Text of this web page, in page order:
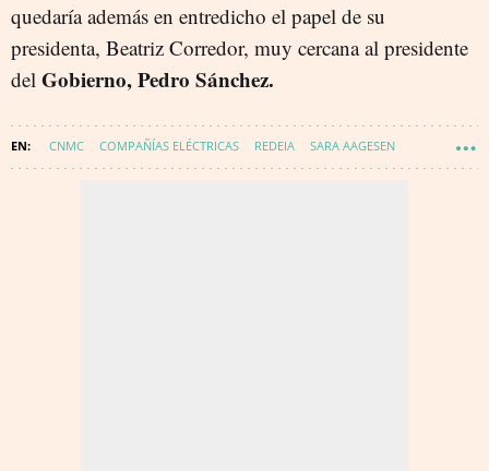
quedaría además en entredicho el papel de su
presidenta, Beatriz Corredor, muy cercana al presidente
del Gobierno, Pedro Sánchez.
CNMC COMPAÑÍAS ELÉCTRICAS REDEIA SARA AAGESEN